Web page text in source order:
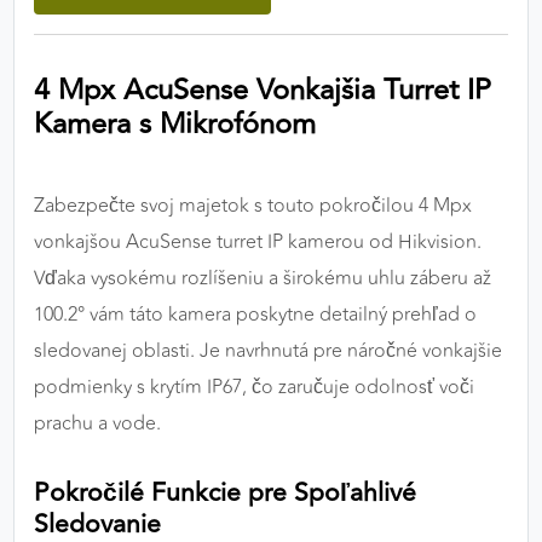
4 Mpx AcuSense Vonkajšia Turret IP
Kamera s Mikrofónom
Zabezpečte svoj majetok s touto pokročilou 4 Mpx
vonkajšou AcuSense turret IP kamerou od Hikvision.
Vďaka vysokému rozlíšeniu a širokému uhlu záberu až
100.2° vám táto kamera poskytne detailný prehľad o
sledovanej oblasti. Je navrhnutá pre náročné vonkajšie
podmienky s krytím IP67, čo zaručuje odolnosť voči
prachu a vode.
Pokročilé Funkcie pre Spoľahlivé
Sledovanie
výkon a funkčnosť našich stránok.
Google Analytics
Poskytovateľ: Google
MARKETINGOVÉ COOKIES
správania používateľov naprieč webovými
stránkami. Umožňujú nám a našim partnerom
zobrazovať cielenú a relevantnú reklamu, a to na
našom webe aj v reklamných sieťach tretích strán.
Google Ads
Poskytovateľ: Google